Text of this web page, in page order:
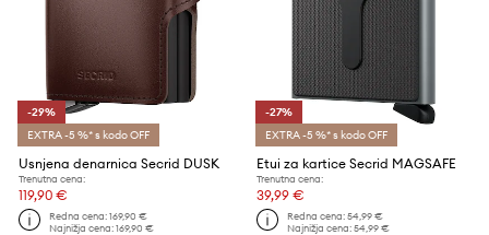
-29%
EXTRA -5 %* s kodo OFF
Usnjena denarnica Secrid DUSK
Trenutna cena:
119,90 €
Redna cena:169,90 €
Najnižja cena:169,90 €
-27%
EXTRA -5 %* s kodo OFF
Etui za kartice Secrid MAGSAFE
Trenutna cena:
39,99 €
Redna cena:54,99 €
Najnižja cena:54,99 €